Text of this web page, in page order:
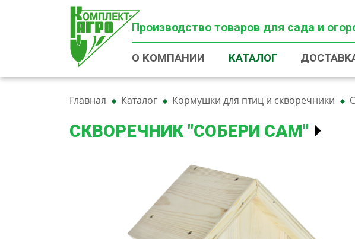
Производство товаров для сада и
О КОМПАНИИ КАТАЛОГ
Главная Каталог Кормушки для птиц и скворечники
СКВОРЕЧНИК "СОБЕРИ САМ"